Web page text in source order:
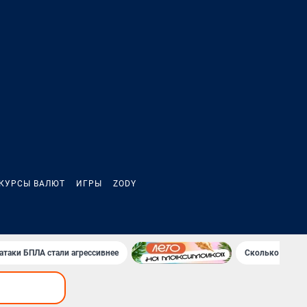
ВАЛЮТ ИГРЫ ZODY
БПЛА стали агрессивнее Сколько Клава